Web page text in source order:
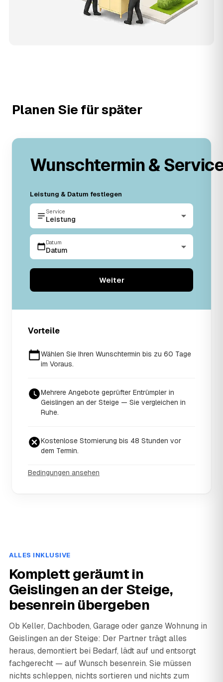
Planen Sie für später
Wunschtermin &
Leistung & Datum festlegen
Service
Leistung
Datum
Datum
Weiter
Vorteile
Wählen Sie Ihren Wunschtermin bis zu 60 Tage
im Voraus.
Mehrere Angebote geprüfter Entrümpler in
Geislingen an der Steige — Sie vergleichen in
Ruhe.
Kostenlose Stornierung bis 48 Stunden vor
dem Termin.
Bedingungen ansehen
ALLES INKLUSIVE
Komplett geräumt in
Geislingen an der Steige,
besenrein übergeben
Ob Keller, Dachboden, Garage oder ganze Wohnung in
Geislingen an der Steige: Der Partner trägt alles
heraus, demontiert bei Bedarf, lädt auf und entsorgt
fachgerecht — auf Wunsch besenrein. Sie müssen
nichts schleppen, nichts sortieren und nichts zum